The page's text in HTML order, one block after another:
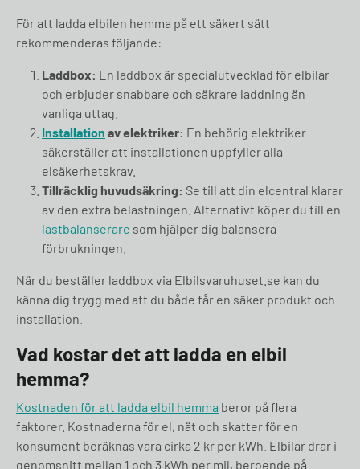
För att ladda elbilen hemma på ett säkert sätt
rekommenderas följande:
Laddbox: En laddbox är specialutvecklad för elbilar
och erbjuder snabbare och säkrare laddning än
vanliga uttag.
Installation av elektriker: En behörig elektriker
säkerställer att installationen uppfyller alla
elsäkerhetskrav.
Tillräcklig huvudsäkring: Se till att din elcentral klarar
av den extra belastningen. Alternativt köper du till en
lastbalanserare som hjälper dig balansera
förbrukningen.
När du beställer laddbox via Elbilsvaruhuset.se kan du
känna dig trygg med att du både får en säker produkt och
installation.
Vad kostar det att ladda en elbil
hemma?
Kostnaden för att ladda elbil hemma beror på flera
faktorer. Kostnaderna för el, nät och skatter för en
konsument beräknas vara cirka 2 kr per kWh. Elbilar drar i
genomsnitt mellan 1 och 3 kWh per mil, beroende på